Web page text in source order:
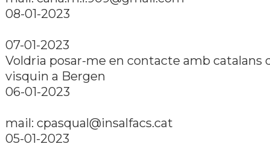
08-01-2023
07-01-2023
Voldria posar-me en contacte amb catalans
visquin a Bergen
06-01-2023
mail: cpasqual@insalfacs.cat
05-01-2023